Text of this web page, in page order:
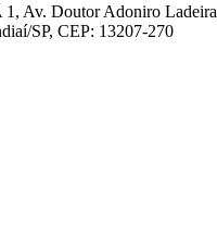
Av. Doutor Adoniro
SP, CEP: 13207-270